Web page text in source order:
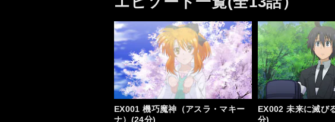
EX001 機巧魔神（アスラ・マキー
ナ）(24分)
EX002 未来に滅び
分)